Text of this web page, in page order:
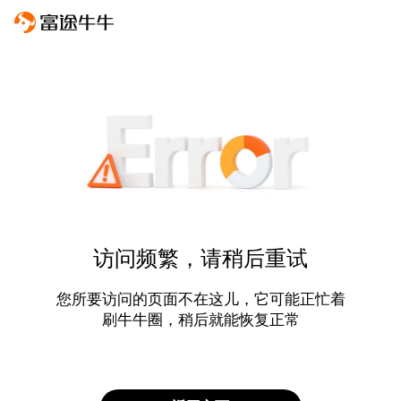
访问频繁，请稍后重试
您所要访问的页面不在这儿，它可能正忙着
刷牛牛圈，稍后就能恢复正常